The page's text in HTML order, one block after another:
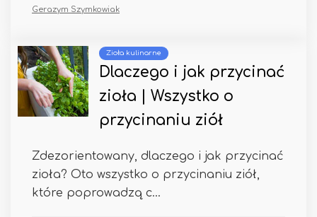
Gerazym Szymkowiak
Zioła kulinarne
Dlaczego i jak przycinać
zioła | Wszystko o
przycinaniu ziół
Zdezorientowany, dlaczego i jak przycinać
zioła? Oto wszystko o przycinaniu ziół,
które poprowadzą c...